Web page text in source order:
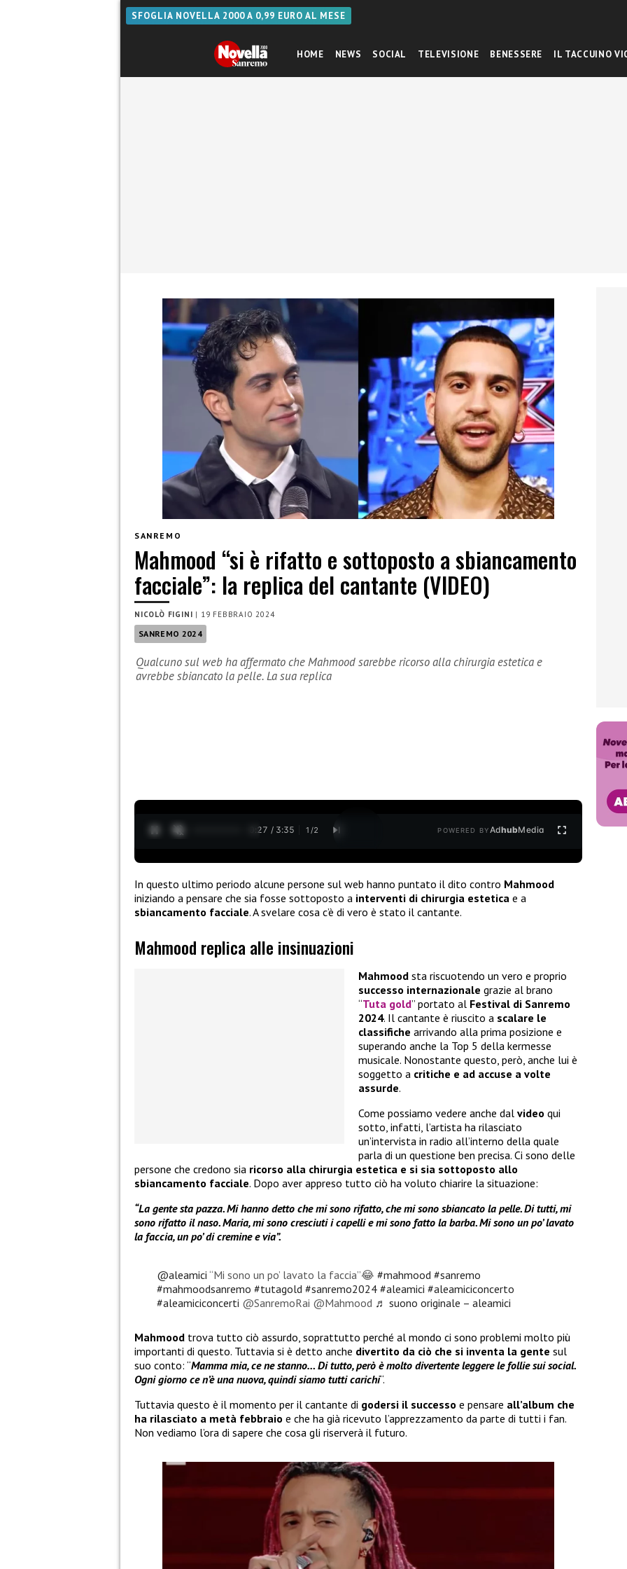
SFOGLIA NOVELLA 2000 A 0,99 EURO AL MESE
HOME NEWS SOCIAL TELEVISIONE BENESSERE IL TACCUINO
SANREMO
Mahmood “si è rifatto e sottoposto a sbiancamento
facciale”: la replica del cantante (VIDEO)
NICOLÒ FIGINI | 19 FEBBRAIO 2024
SANREMO 2024
Qualcuno sul web ha affermato che Mahmood sarebbe ricorso alla chirurgia estetica e
avrebbe sbiancato la pelle. La sua replica
0:28 / 3:35 1 /2 POWERED BYAdhubMedia
In questo ultimo periodo alcune persone sul web hanno puntato il dito contro Mahmood
iniziando a pensare che sia fosse sottoposto a interventi di chirurgia estetica e a
sbiancamento facciale. A svelare cosa c’è di vero è stato il cantante.
Mahmood replica alle insinuazioni
Mahmood sta riscuotendo un vero e proprio
successo internazionale grazie al brano
“Tuta gold” portato al Festival di Sanremo
2024. Il cantante è riuscito a scalare le
classifiche arrivando alla prima posizione e
superando anche la Top 5 della kermesse
musicale. Nonostante questo, però, anche lui è
soggetto a critiche e ad accuse a volte
assurde.
Come possiamo vedere anche dal video qui
sotto, infatti, l’artista ha rilasciato
un’intervista in radio all’interno della quale
parla di un questione ben precisa. Ci sono delle
persone che credono sia ricorso alla chirurgia estetica e si sia sottoposto allo
sbiancamento facciale. Dopo aver appreso tutto ciò ha voluto chiarire la situazione:
“La gente sta pazza. Mi hanno detto che mi sono rifatto, che mi sono sbiancato la pelle. Di tutti, mi
sono rifatto il naso. Maria, mi sono cresciuti i capelli e mi sono fatto la barba. Mi sono un po’ lavato
la faccia, un po’ di cremine e via”.
@aleamici “Mi sono un po’ lavato la faccia”😂 #mahmood #sanremo
#mahmoodsanremo #tutagold #sanremo2024 #aleamici #aleamiciconcerto
#aleamiciconcerti @SanremoRai @Mahmood ♬ suono originale – aleamici
Mahmood trova tutto ciò assurdo, soprattutto perché al mondo ci sono problemi molto più
importanti di questo. Tuttavia si è detto anche divertito da ciò che si inventa la gente sul
suo conto: “Mamma mia, ce ne stanno… Di tutto, però è molto divertente leggere le follie sui social.
Ogni giorno ce n’è una nuova, quindi siamo tutti carichi“.
Tuttavia questo è il momento per il cantante di godersi il successo e pensare all’album che
ha rilasciato a metà febbraio e che ha già ricevuto l’apprezzamento da parte di tutti i fan.
Non vediamo l’ora di sapere che cosa gli riserverà il futuro.